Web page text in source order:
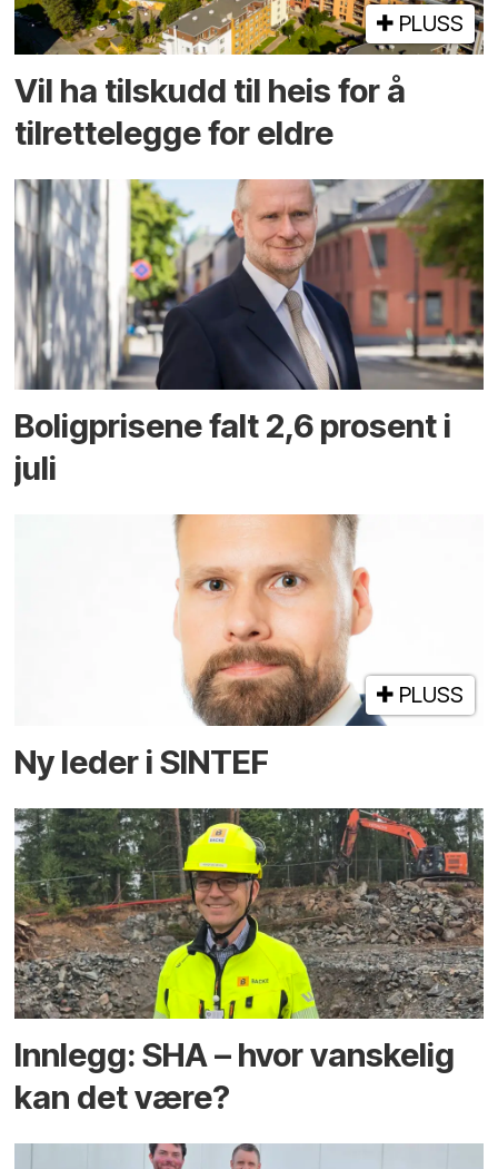
PLUSS
Vil ha tilskudd til heis for å
tilrettelegge for eldre
Boligprisene falt 2,6 prosent i
juli
PLUSS
Ny leder i SINTEF
Innlegg: SHA – hvor vanskelig
kan det være?